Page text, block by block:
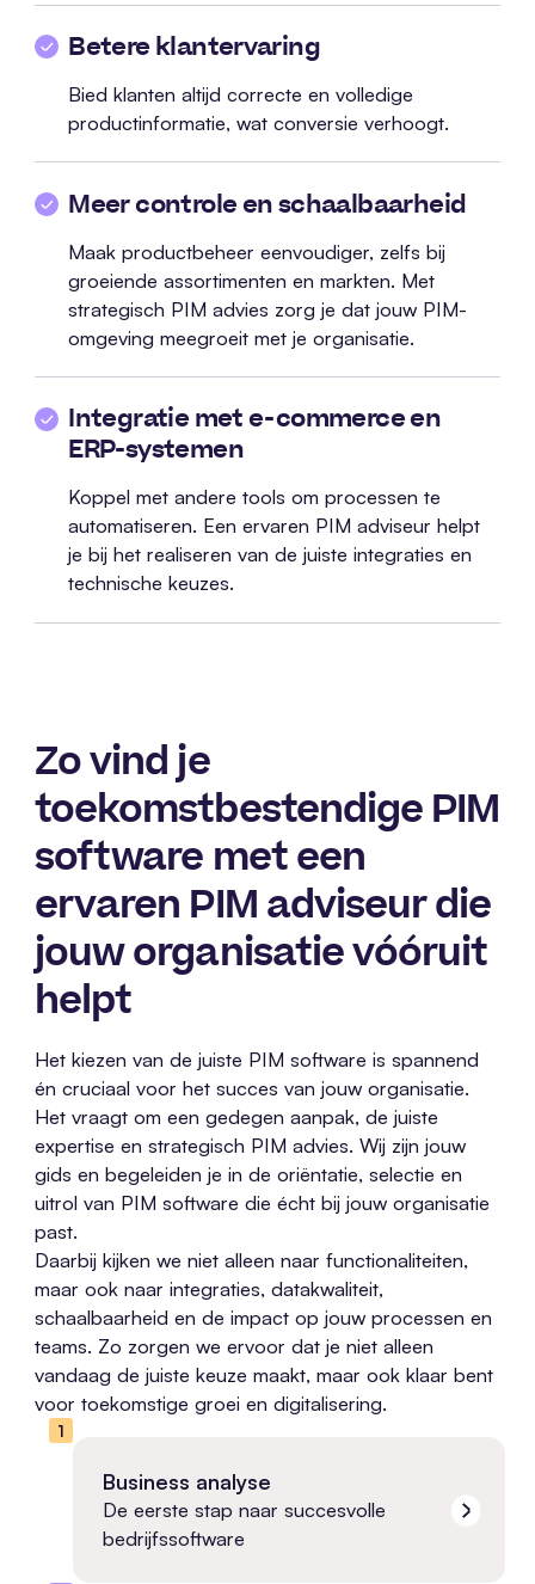
Betere klantervaring
Bied klanten altijd correcte en volledige
productinformatie, wat conversie verhoogt.
Meer controle en schaalbaarheid
Maak productbeheer eenvoudiger, zelfs bij
groeiende assortimenten en markten. Met
strategisch PIM advies zorg je dat jouw PIM-
omgeving meegroeit met je organisatie.
Integratie met e-commerce en
ERP-systemen
Koppel met andere tools om processen te
automatiseren. Een ervaren PIM adviseur helpt
je bij het realiseren van de juiste integraties en
technische keuzes.
Zo vind je
toekomstbestendige PIM
software met een
ervaren PIM adviseur die
jouw organisatie vóóruit
helpt
Het kiezen van de juiste PIM software is spannend
én cruciaal voor het succes van jouw organisatie.
Het vraagt om een gedegen aanpak, de juiste
expertise en strategisch PIM advies. Wij zijn jouw
gids en begeleiden je in de oriëntatie, selectie en
uitrol van PIM software die écht bij jouw organisatie
past.
Daarbij kijken we niet alleen naar functionaliteiten,
maar ook naar integraties, datakwaliteit,
schaalbaarheid en de impact op jouw processen en
teams. Zo zorgen we ervoor dat je niet alleen
vandaag de juiste keuze maakt, maar ook klaar bent
voor toekomstige groei en digitalisering.
1
Business analyse
De eerste stap naar succesvolle
bedrijfssoftware